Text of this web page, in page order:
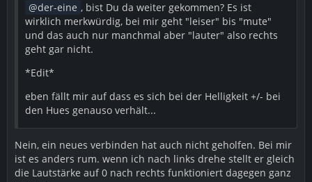
der-eine , bist Du da weiter gekommen? Es ist
wirklich merkwürdig, bei mir geht "leiser" bis "mute"
und das auch nur manchmal aber "lauter" also rechts
geht gar nicht.
*Edit*
eben fällt mir auf dass es sich bei der Helligkeit +/- bei
den Hues genauso verhält...
Nein, ein neues verbinden hat auch nicht geholfen. Bei mir
ist es anders rum. wenn ich nach links drehe stellt er gleich
die Lautstärke auf 0 nach rechts funktioniert dagegen ganz